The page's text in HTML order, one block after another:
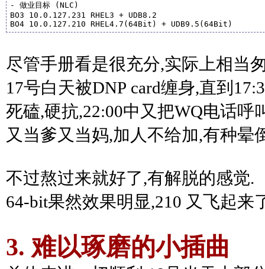
- 做业目标 (NLC)
BO3 10.0.127.231 RHEL3 + UDB8.2
BO4 10.0.127.210 RHEL4.7(64Bit) + UDB9.5(64Bit)
尽管手册看是很充分,实际上相当
17号白天被DNP card缠身,直到
死磕,硬抗,22:00中又把WQ电话呼
又当爹又当妈,加人不给加,有种晕
不过熬过来就好了,有解脱的感觉.
64-bit果然效果明显,210 又飞起来
3. 难以琢磨的小插曲